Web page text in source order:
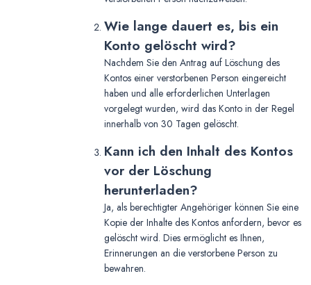
Wie lange dauert es, bis ein
Konto gelöscht wird?
Nachdem Sie den Antrag auf Löschung des
Kontos einer verstorbenen Person eingereicht
haben und alle erforderlichen Unterlagen
vorgelegt wurden, wird das Konto in der Regel
innerhalb von 30 Tagen gelöscht.
Kann ich den Inhalt des Kontos
vor der Löschung
herunterladen?
Ja, als berechtigter Angehöriger können Sie eine
Kopie der Inhalte des Kontos anfordern, bevor es
gelöscht wird. Dies ermöglicht es Ihnen,
Erinnerungen an die verstorbene Person zu
bewahren.